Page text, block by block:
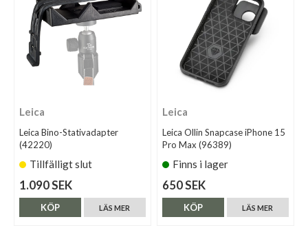
Leica
Leica Bino-Stativadapter
(42220)
Tillfälligt slut
1.090 SEK
LÄS MER
KÖP
Leica
Leica Ollin Snapcase iPhone 15
Pro Max (96389)
Finns i lager
650 SEK
LÄS MER
KÖP